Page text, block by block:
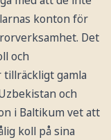
konton för
Det
och
tillräckligt gamla
och
i Baltikum vet att
koll på sina